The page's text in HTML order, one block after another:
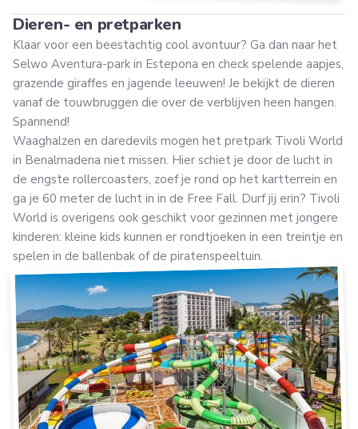
Dieren- en pretparken
Klaar voor een beestachtig cool avontuur? Ga dan naar het
Selwo Aventura-park in Estepona en check spelende aapjes,
grazende giraffes en jagende leeuwen! Je bekijkt de dieren
vanaf de touwbruggen die over de verblijven heen hangen.
Spannend!
Waaghalzen en daredevils mogen het pretpark Tivoli World
in Benalmadena niet missen. Hier schiet je door de lucht in
de engste rollercoasters, zoef je rond op het kartterrein en
ga je 60 meter de lucht in in de Free Fall. Durf jij erin? Tivoli
World is overigens ook geschikt voor gezinnen met jongere
kinderen: kleine kids kunnen er rondtjoeken in een treintje en
spelen in de ballenbak of de piratenspeeltuin.